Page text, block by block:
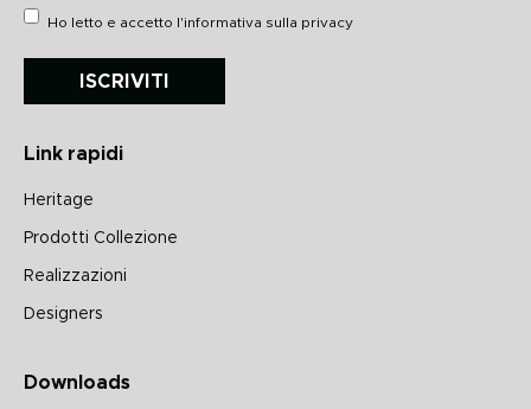
Ho letto e accetto l'informativa sulla privacy
ISCRIVITI
Link rapidi
Heritage
Prodotti Collezione
Realizzazioni
Designers
Downloads